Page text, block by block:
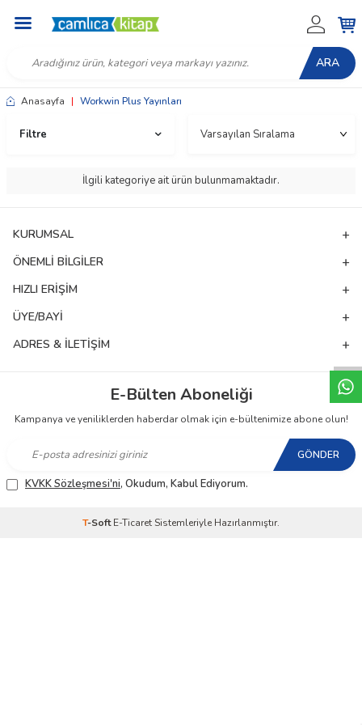
W
h
t
a
p
p
D
e
s
e
H
a
t
t
ARA
Anasayfa | Workwin Plus Yayınları
Filtre
İlgili kategoriye ait ürün bulunmamaktadır.
KURUMSAL
ÖNEMLI BILGILER
HIZLI ERIŞIM
ÜYE/BAYI
ADRES & İLETIŞIM
E-Bülten Aboneliği
Kampanya ve yeniliklerden haberdar olmak için e-bültenimize abone olun!
GÖNDER
KVKK Sözleşmesi'ni, Okudum, Kabul Ediyorum.
T-SoftE-TicaretSistemleriyle Hazırlanmıştır.